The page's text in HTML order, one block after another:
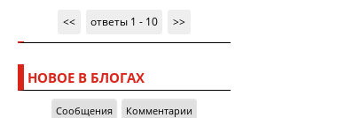
<<
ответы 1 - 10 >>
НОВОЕ В БЛОГАХ
Сообщения Комментарии